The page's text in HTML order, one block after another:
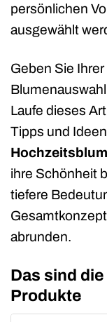
persönlichen
ausgewählt
Geben Sie
Laufe dieses
Tipps und
ihre Schönheit
tiefere
abrunden.
Das sind
Produkte